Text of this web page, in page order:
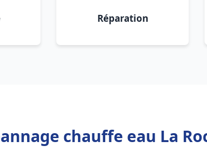
Réparation
chauffe eau La